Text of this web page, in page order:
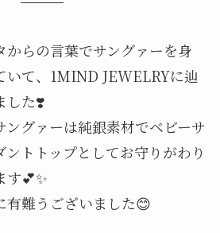
らの言葉でサングァーを身
いて、1MIND JEWELRYに辿
した❣️
ングァーは純銀素材でベビーサ
トトップとしてお守りがわり
す💕✨⁡
有難うございました😊